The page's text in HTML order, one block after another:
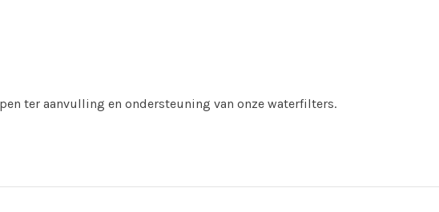
ter aanvulling en ondersteuning van onze waterfilters.